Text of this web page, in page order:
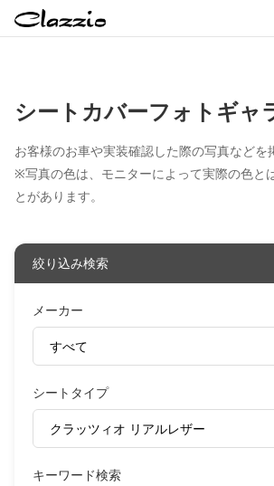
シートカバーフォトギャ
お客様のお車や実装確認した際の写真などを
※写真の色は、モニターによって実際の色と
とがあります。
絞り込み検索
メーカー
シートタイプ
キーワード検索